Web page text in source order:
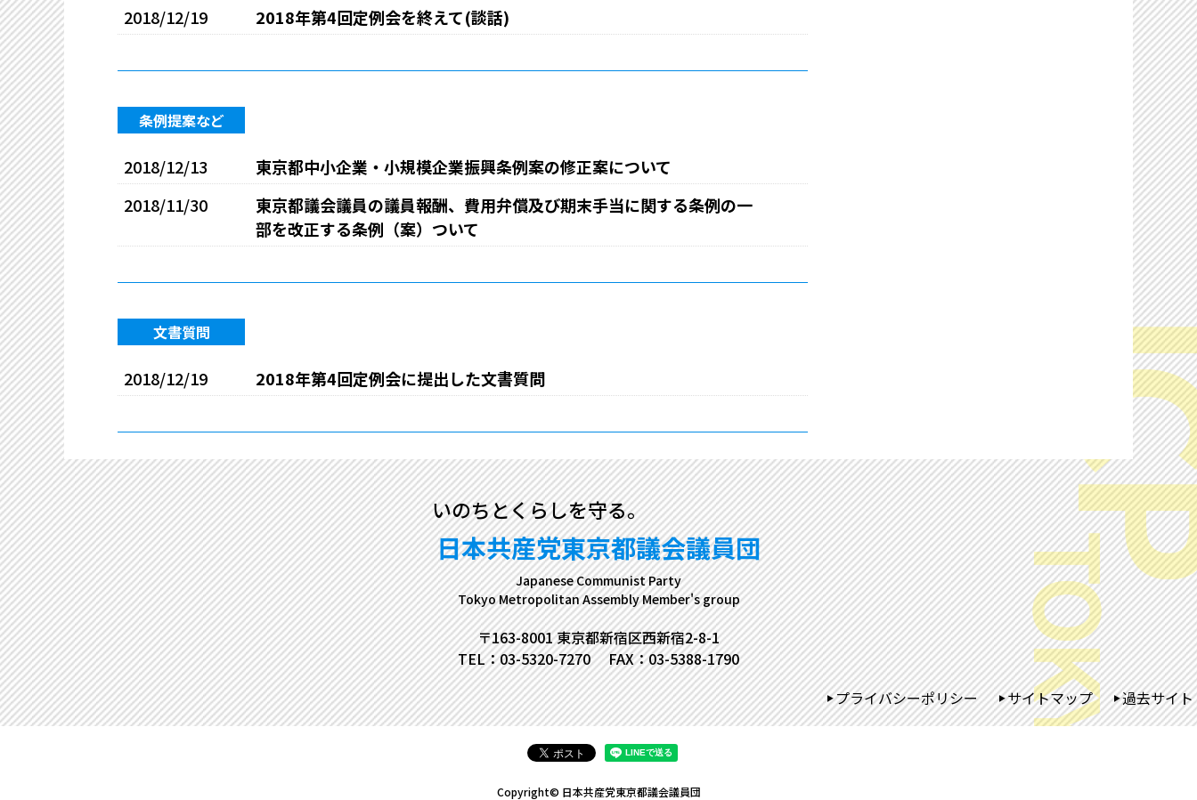
2018/12/19
2018年第4回定例会を終えて(談話)
条例提案など
2018/12/13
東京都中小企業・小規模企業振興条例案の修正案について
2018/11/30
東京都議会議員の議員報酬、費用弁償及び期末手当に関する条例の一
部を改正する条例（案）ついて
文書質問
2018/12/19 2018年第4回定例会に提出した文書質問
いのちとくらしを守る。
日本共産党東京都議会議員団
Japanese Communist Party
Tokyo Metropolitan Assembly Member's group
〒163-8001 東京都新宿区西新宿2-8-1
TEL：03-5320-7270
FAX：03-5388-1790
プライバシーポリシー
サイトマップ 過去サイト
Copyright© 日本共産党東京都議会議員団